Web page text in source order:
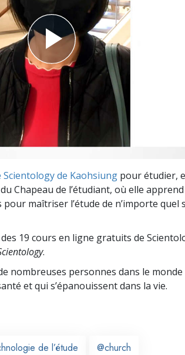
Scientology de Kaohsiung pour étudier,
Chapeau de l’étudiant, où elle apprend
maîtriser l’étude de n’importe quel
des 19 cours en ligne gratuits de
.
nombreuses personnes dans le
et qui s’épanouissent dans la vie.
de l’étude @church